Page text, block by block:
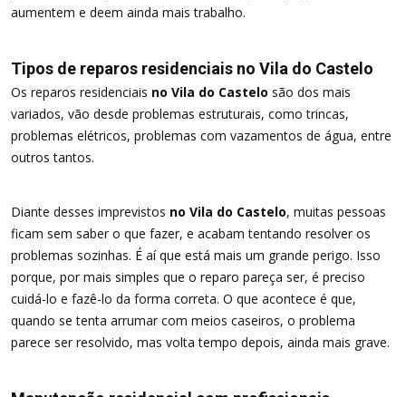
aumentem e deem ainda mais trabalho.
Tipos de reparos residenciais no Vila do Castelo
Os reparos residenciais no Vila do Castelo são dos mais
variados, vão desde problemas estruturais, como trincas,
problemas elétricos, problemas com vazamentos de água, entre
outros tantos.
Diante desses imprevistos no Vila do Castelo, muitas pessoas
ficam sem saber o que fazer, e acabam tentando resolver os
problemas sozinhas. É aí que está mais um grande perigo. Isso
porque, por mais simples que o reparo pareça ser, é preciso
cuidá-lo e fazê-lo da forma correta. O que acontece é que,
quando se tenta arrumar com meios caseiros, o problema
parece ser resolvido, mas volta tempo depois, ainda mais grave.